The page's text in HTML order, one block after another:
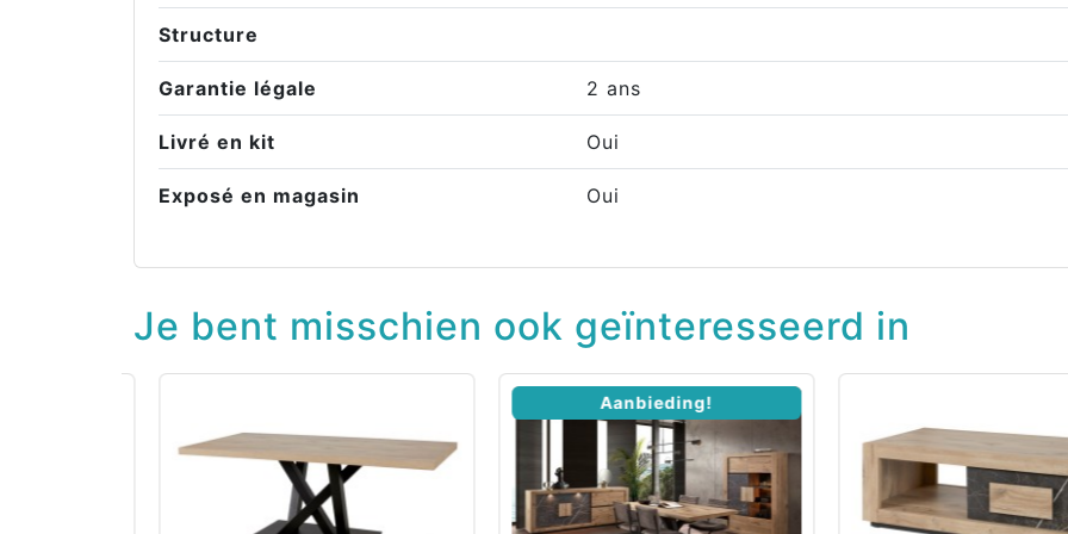
Structure
Garantie légale 2 ans
Livré en kit Oui
Exposé en magasin Oui
Je bent misschien ook geïnteresseerd in
Aanbieding!